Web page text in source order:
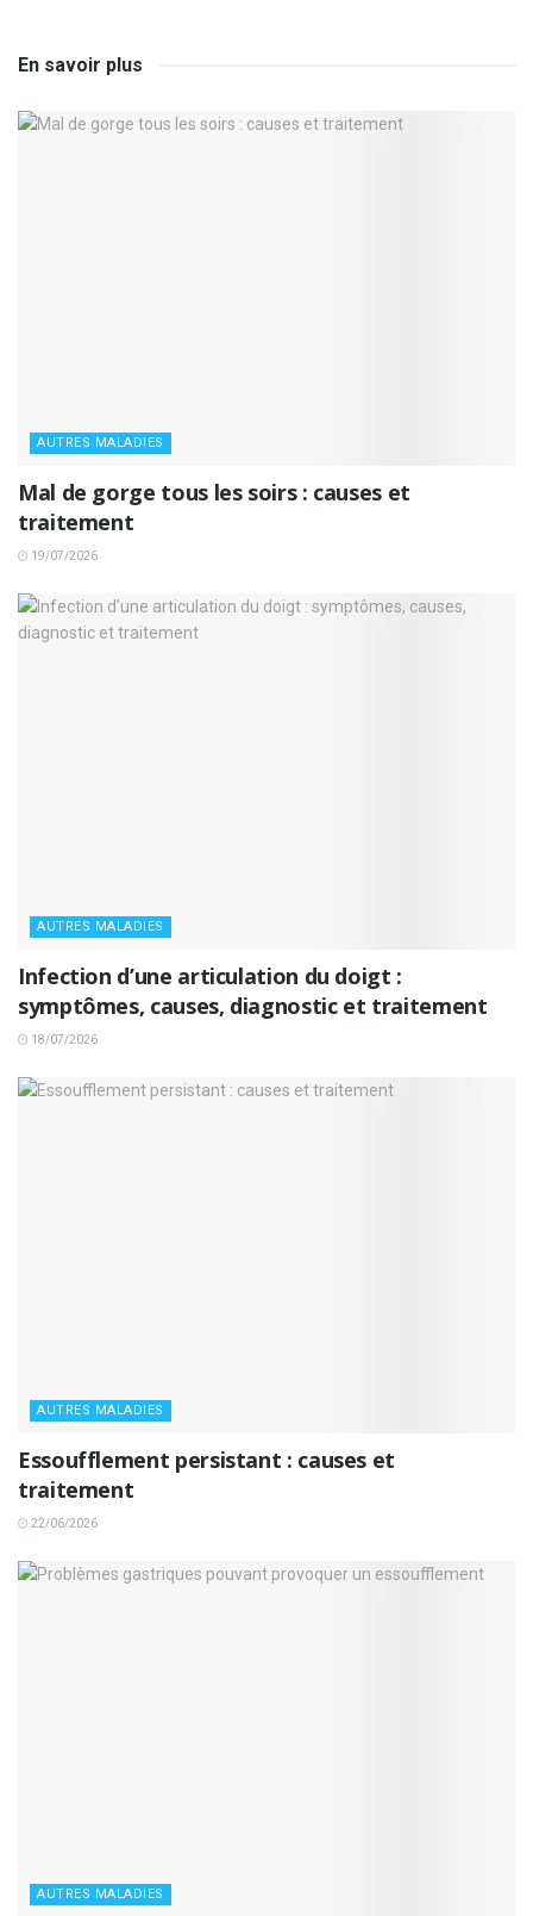
En savoir plus
AUTRES MALADIES
Mal de gorge tous les soirs : causes et
traitement
19/07/2026
AUTRES MALADIES
Infection d’une articulation du doigt :
symptômes, causes, diagnostic et traitement
18/07/2026
AUTRES MALADIES
Essoufflement persistant : causes et
traitement
22/06/2026
AUTRES MALADIES